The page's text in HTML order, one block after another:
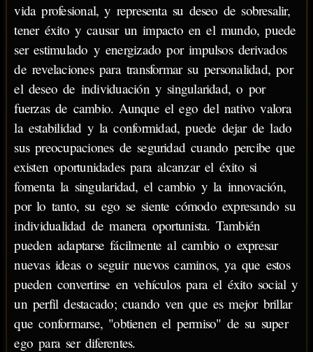
vida profesional, y representa su deseo de sobresalir,
tener éxito y causar un impacto en el mundo, puede
ser estimulado y energizado por impulsos derivados
de revelaciones para transformar su personalidad, por
el deseo de individuación y singularidad, o por
fuerzas de cambio. Aunque el ego del nativo valora
la estabilidad y la conformidad, puede dejar de lado
sus preocupaciones de seguridad cuando percibe que
existen oportunidades para alcanzar el éxito si
fomenta la singularidad, el cambio y la innovación,
por lo tanto, su ego se siente cómodo expresando su
individualidad de manera oportunista. También
pueden adaptarse fácilmente al cambio o expresar
nuevas ideas o seguir nuevos caminos, ya que estos
pueden convertirse en vehículos para el éxito social y
un perfil destacado; cuando ven que es mejor brillar
que conformarse, "obtienen el permiso" de su super
ego para ser diferentes.